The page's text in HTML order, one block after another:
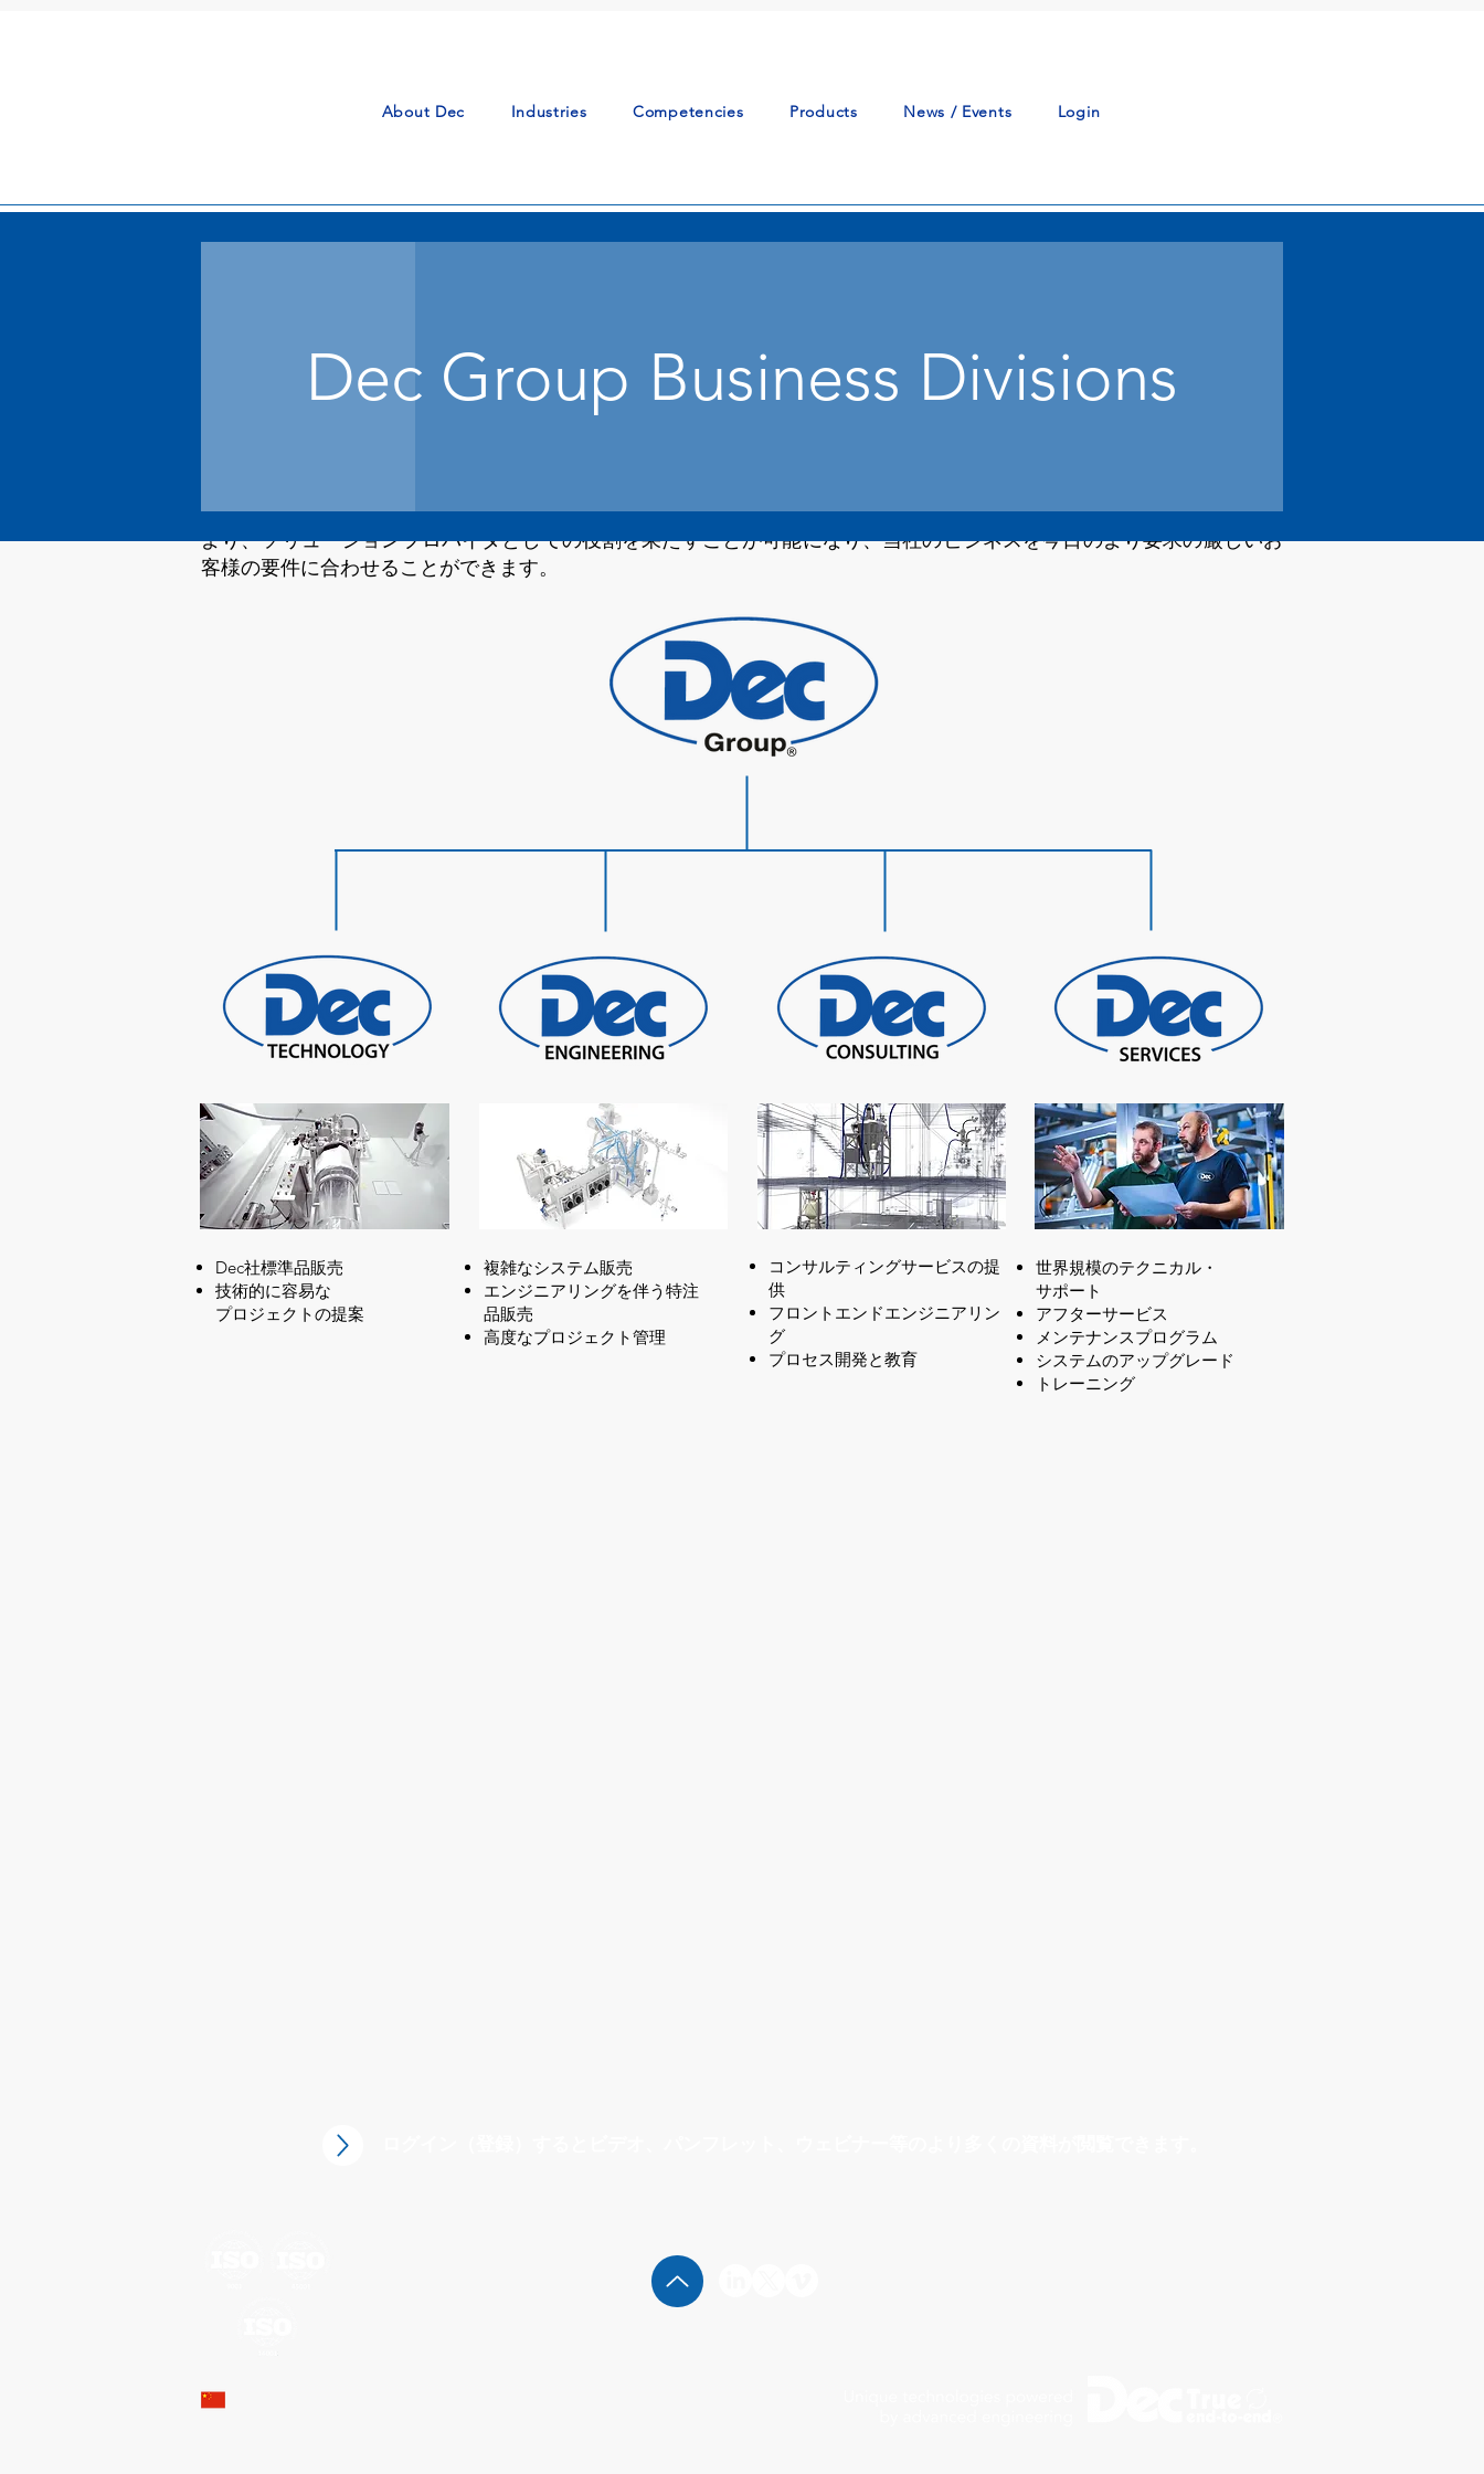
About Dec Industries Competencies Products News / Events Login
これらの事業領域において、競争が激化する中で、効率性の高い企業を目指しています。当社の能力と広範なノウハウに
より、ソリューションプロバイダとしての役割を果たすことが可能になり、当社のビジネスを今日のより要求の厳しいお
客様の要件に合わせることができます。
Dec Group Business Divisions
Dec社標準品販売​
技術的に容易な
プロジェクトの提案
複雑なシステム販売
エンジニアリングを伴う特注
品販売
高度なプロジェクト管理
コンサルティングサービスの提
供
フロントエンドエンジニアリン
グ
プロセス開発と教育
世界規模のテクニカル・
サポート
アフターサービス
メンテナンスプログラム
システムのアップグレード
トレーニング